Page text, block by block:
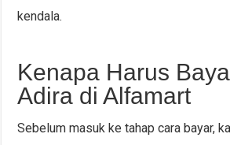
kendala.
Kenapa Harus
Adira di Alfamart
Sebelum masuk ke tahap cara bayar,